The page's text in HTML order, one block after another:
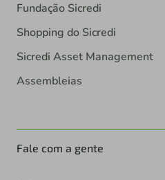
Fundação Sicredi
Shopping do Sicredi
Sicredi Asset Management
Assembleias
Fale com a gente